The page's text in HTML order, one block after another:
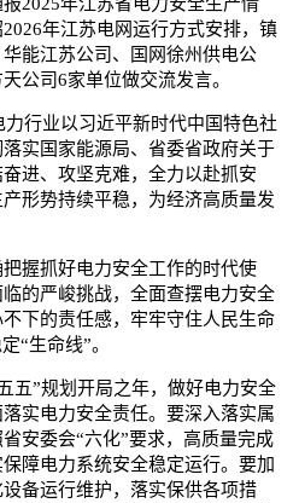
年江苏电网运行方式安排，镇
能江苏公司、国网徐州供电公
公司6家单位做交流发言。
行业以习近平新时代中国特色社
实国家能源局、省委省政府关于
进、攻坚克难，全力以赴抓安
形势持续平稳，为经济高质量发
握抓好电力安全工作的时代使
的严峻挑战，全面查摆电力安全
下的责任感，牢牢守住人民生命
“生命线”。
五”规划开局之年，做好电力安全
实电力安全责任。要深入落实属
安委会“六化”要求，高质量完成
障电力系统安全稳定运行。要加
备运行维护，落实保供各项措